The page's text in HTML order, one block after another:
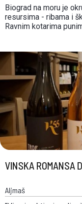
Biograd na moru je
resursima - ribama i
Ravnim kotarima
povijest kraljevskog
VINSKA ROMANSA
Aljmaš